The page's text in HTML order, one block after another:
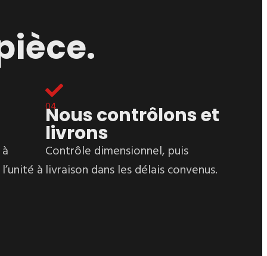
à
04
Nous contrôlons et
livrons
Contrôle dimensionnel, puis
livraison dans les délais convenus.